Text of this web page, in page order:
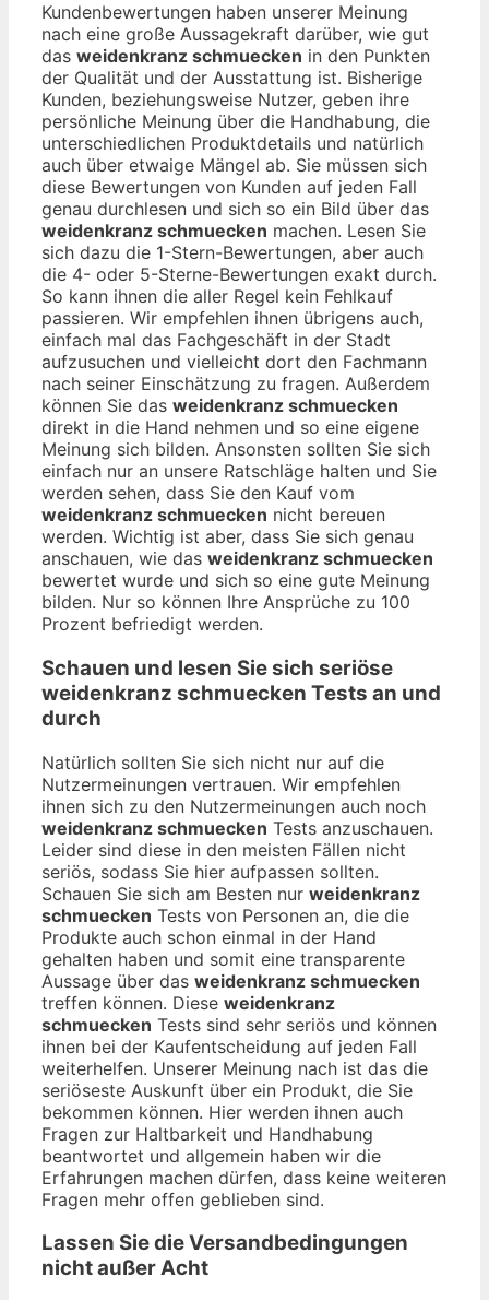
Kundenbewertungen haben unserer Meinung
nach eine große Aussagekraft darüber, wie gut
das weidenkranz schmuecken in den Punkten
der Qualität und der Ausstattung ist. Bisherige
Kunden, beziehungsweise Nutzer, geben ihre
persönliche Meinung über die Handhabung, die
unterschiedlichen Produktdetails und natürlich
auch über etwaige Mängel ab. Sie müssen sich
diese Bewertungen von Kunden auf jeden Fall
genau durchlesen und sich so ein Bild über das
weidenkranz schmuecken machen. Lesen Sie
sich dazu die 1-Stern-Bewertungen, aber auch
die 4- oder 5-Sterne-Bewertungen exakt durch.
So kann ihnen die aller Regel kein Fehlkauf
passieren. Wir empfehlen ihnen übrigens auch,
einfach mal das Fachgeschäft in der Stadt
aufzusuchen und vielleicht dort den Fachmann
nach seiner Einschätzung zu fragen. Außerdem
können Sie das weidenkranz schmuecken
direkt in die Hand nehmen und so eine eigene
Meinung sich bilden. Ansonsten sollten Sie sich
einfach nur an unsere Ratschläge halten und Sie
werden sehen, dass Sie den Kauf vom
weidenkranz schmuecken nicht bereuen
werden. Wichtig ist aber, dass Sie sich genau
anschauen, wie das weidenkranz schmuecken
bewertet wurde und sich so eine gute Meinung
bilden. Nur so können Ihre Ansprüche zu 100
Prozent befriedigt werden.
Schauen und lesen Sie sich seriöse
weidenkranz schmuecken Tests an und
durch
Natürlich sollten Sie sich nicht nur auf die
Nutzermeinungen vertrauen. Wir empfehlen
ihnen sich zu den Nutzermeinungen auch noch
weidenkranz schmuecken Tests anzuschauen.
Leider sind diese in den meisten Fällen nicht
seriös, sodass Sie hier aufpassen sollten.
Schauen Sie sich am Besten nur weidenkranz
schmuecken Tests von Personen an, die die
Produkte auch schon einmal in der Hand
gehalten haben und somit eine transparente
Aussage über das weidenkranz schmuecken
treffen können. Diese weidenkranz
schmuecken Tests sind sehr seriös und können
ihnen bei der Kaufentscheidung auf jeden Fall
weiterhelfen. Unserer Meinung nach ist das die
seriöseste Auskunft über ein Produkt, die Sie
bekommen können. Hier werden ihnen auch
Fragen zur Haltbarkeit und Handhabung
beantwortet und allgemein haben wir die
Erfahrungen machen dürfen, dass keine weiteren
Fragen mehr offen geblieben sind.
Lassen Sie die Versandbedingungen
nicht außer Acht